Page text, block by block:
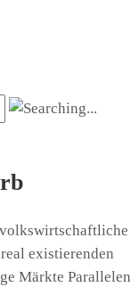
existierenden
Märkte Parallelen